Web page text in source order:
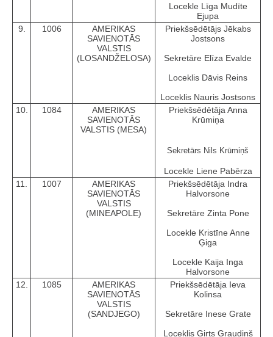
Locekle Līga Mudīte
Ejupa
9.
1006
AMERIKAS
SAVIENOTĀS
VALSTIS
(LOSANDŽELOSA)
Priekšsēdētājs Jēkabs
Jostsons
Sekretāre Elīza Evalde
Loceklis Dāvis Reins
Loceklis Nauris Jostsons
10.
1084
AMERIKAS
SAVIENOTĀS
VALSTIS (MESA)
Priekšsēdētāja Anna
Krūmiņa
Sekretārs Nils Krūmiņš
Locekle Liene Pabērza
11.
1007
AMERIKAS
SAVIENOTĀS
VALSTIS
(MINEAPOLE)
Priekšsēdētāja Indra
Halvorsone
Sekretāre Zinta Pone
Locekle Kristīne Anne
Ģiga
Locekle Kaija Inga
Halvorsone
12.
1085
AMERIKAS
SAVIENOTĀS
VALSTIS
(SANDJEGO)
Priekšsēdētāja Ieva
Kolinsa
Sekretāre Inese Grate
Loceklis Ģirts Graudiņš